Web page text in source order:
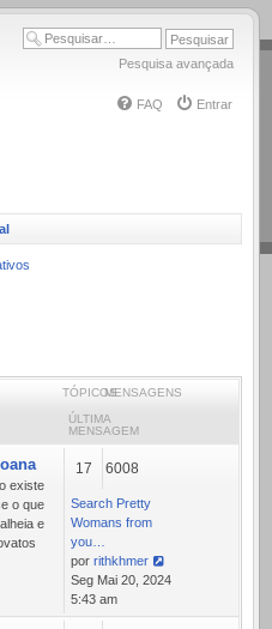
Pesquisa avançada
FAQ Entrar
TÓPICOSMENSAGENS
ÚLTIMA
MENSAGEM
existe
o que
e
17 6008
Search Pretty
Womans from
you…
por rithkhmer
Ver
última
mensagem
Seg Mai 20, 2024
5:43 am